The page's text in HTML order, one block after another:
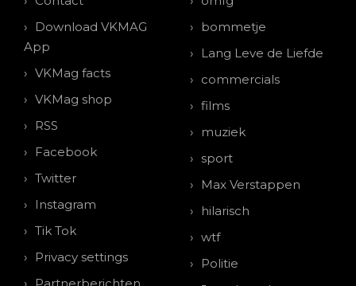
Download VKMAG
App
VKMag facts
VKMag shop
RSS
Facebook
Twitter
Instagram
Tik Tok
Privacy settings
bommetje
Lang Leve de Liefde
commercials
films
muziek
sport
Max Verstappen
hilarisch
wtf
Politie